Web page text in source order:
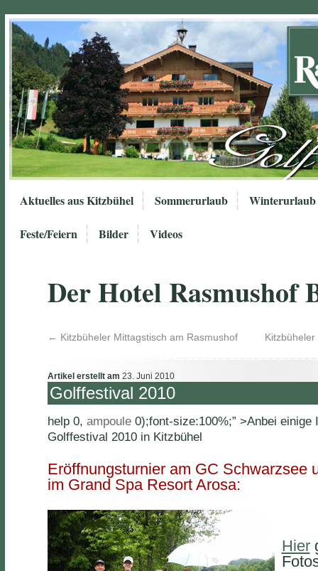
Aktuelles aus Kitzbühel Sommerurlaub Winterurlaub
Feste/Feiern Bilder Videos
Der Hotel Rasmushof
← Kitzbüheler Mittagstisch am Rasmushof
Artikel erstellt am 23. Juni 2010
Golffestival 2010
help 0, ampoule0);font-size:100%;” >Anbei einige
Golffestival 2010 in Kitzbühel
Eröffnungsturnier am GC Schwarzsee
im Grand Spa Resort Arosa:
Hier